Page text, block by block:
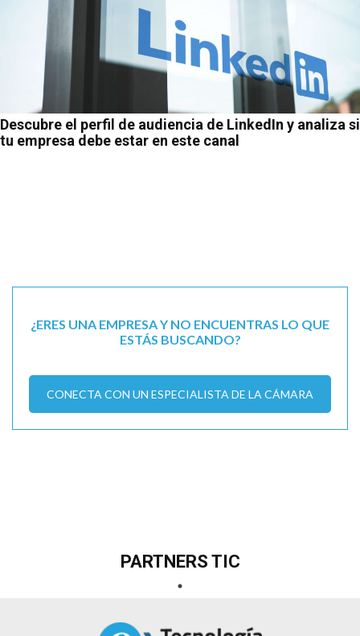
Descubre el perfil de audiencia de LinkedIn y analiza si
tu empresa debe estar en este canal
¿ERES UNA EMPRESA Y NO ENCUENTRAS LO QUE
ESTÁS BUSCANDO?
CONECTA CON UN ESPECIALISTA DE LA CÁMARA
PARTNERS TIC